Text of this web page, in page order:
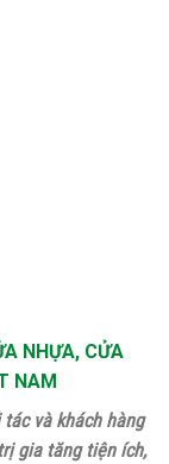
NHỰA, CỬA
NAM
và khách hàng
gia tăng tiện ích,